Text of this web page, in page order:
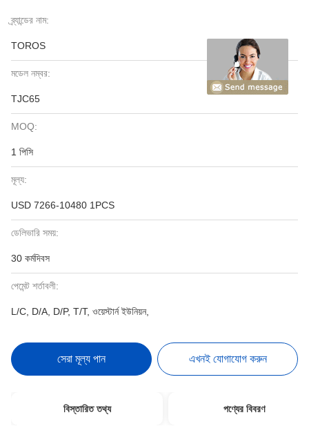
ব্র্যান্ডের নাম:
TOROS
মডেল নম্বর:
TJC65
MOQ:
1 পিসি
মূল্য:
USD 7266-10480 1PCS
ডেলিভারি সময়:
30 কর্মদিবস
পেমেন্ট শর্তাবলী:
L/C, D/A, D/P, T/T, ওয়েস্টার্ন ইউনিয়ন,
সেরা মূল্য পান এখনই যোগাযোগ করুন
বিস্তারিত তথ্য পণ্যের বিবরণ